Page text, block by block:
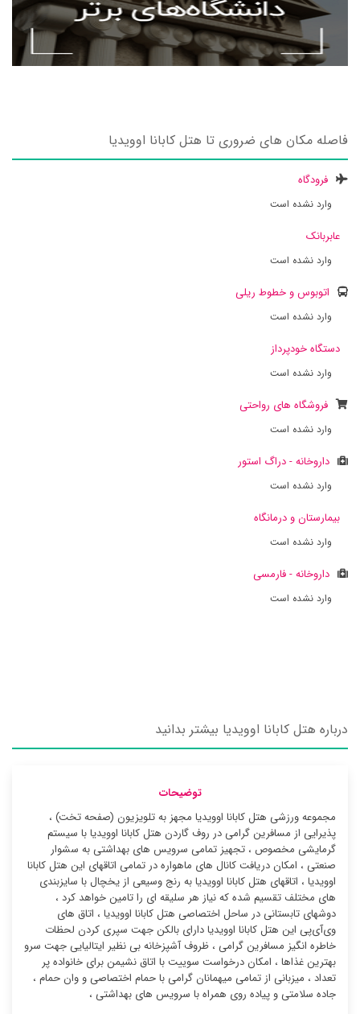
فاصله مکان های ضروری تا هتل کابانا اوویدیا
فرودگاه
وارد نشده است
عابربانک
وارد نشده است
اتوبوس و خطوط ریلی
وارد نشده است
دستگاه خودپرداز
وارد نشده است
فروشگاه های رواحتی
وارد نشده است
داروخانه - دراگ استور
وارد نشده است
بیمارستان و درمانگاه
وارد نشده است
داروخانه - فارمسی
وارد نشده است
درباره هتل کابانا اوویدیا بیشتر بدانید
توضیحات
مجموعه ورزشی هتل کابانا اوویدیا مجهز به تلویزیون (صفحه تخت) ،
پذیرایی از مسافرین گرامی در روف گاردن هتل کابانا اوویدیا با سیستم
گرمایشی مخصوص ، تجهیز تمامی سرویس های بهداشتی به سشوار
صنعتی ، امکان دریافت کانال های ماهواره در تمامی اتاقهای این هتل کابانا
اوویدیا ، اتاقهای هتل کابانا اوویدیا به رنج وسیعی از یخچال با سایزبندی
های مختلف تقسیم شده که نیاز هر سلیقه ای را تامین خواهد کرد ،
دوشهای تابستانی در ساحل اختصاصی هتل کابانا اوویدیا ، اتاق های
وی‌آی‌پی این هتل کابانا اوویدیا دارای بالکن جهت سپری کردن لحظات
خاطره انگیز مسافرین گرامی ، ظروف آشپزخانه بی نظیر ایتالیایی جهت سرو
بهترین غذاها ، امکان درخواست سوییت با اتاق نشیمن برای خانواده پر
تعداد ، میزبانی از تمامی میهمانان گرامی با حمام اختصاصی و وان حمام ،
جاده سلامتی و پیاده روی همراه با سرویس های بهداشتی ،